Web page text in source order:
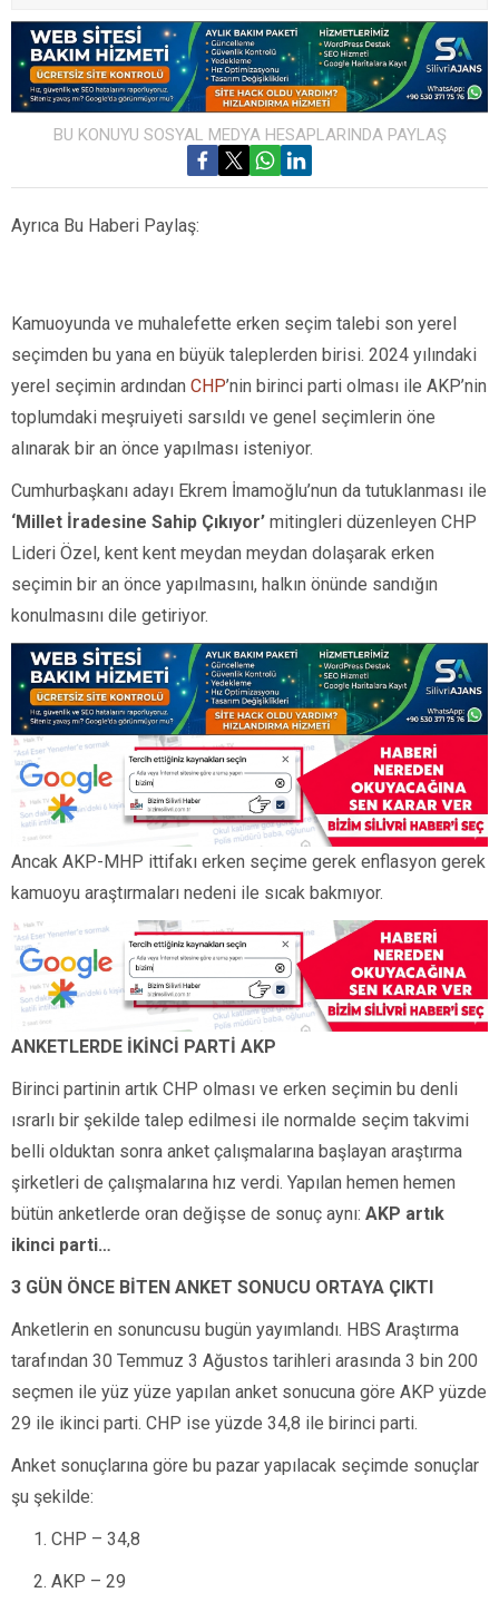
BU KONUYU SOSYAL MEDYA HESAPLARINDA PAYLAŞ
Ayrıca Bu Haberi Paylaş:
Kamuoyunda ve muhalefette erken seçim talebi son yerel
seçimden bu yana en büyük taleplerden birisi. 2024 yılındaki
yerel seçimin ardından CHP’nin birinci parti olması ile AKP’nin
toplumdaki meşruiyeti sarsıldı ve genel seçimlerin öne
alınarak bir an önce yapılması isteniyor.
Cumhurbaşkanı adayı Ekrem İmamoğlu’nun da tutuklanması ile
‘Millet İradesine Sahip Çıkıyor’ mitingleri düzenleyen CHP
Lideri Özel, kent kent meydan meydan dolaşarak erken
seçimin bir an önce yapılmasını, halkın önünde sandığın
konulmasını dile getiriyor.
Ancak AKP-MHP ittifakı erken seçime gerek enflasyon gerek
kamuoyu araştırmaları nedeni ile sıcak bakmıyor.
ANKETLERDE İKİNCİ PARTİ AKP
Birinci partinin artık CHP olması ve erken seçimin bu denli
ısrarlı bir şekilde talep edilmesi ile normalde seçim takvimi
belli olduktan sonra anket çalışmalarına başlayan araştırma
şirketleri de çalışmalarına hız verdi. Yapılan hemen hemen
bütün anketlerde oran değişse de sonuç aynı: AKP artık
ikinci parti…
3 GÜN ÖNCE BİTEN ANKET SONUCU ORTAYA ÇIKTI
Anketlerin en sonuncusu bugün yayımlandı. HBS Araştırma
tarafından 30 Temmuz 3 Ağustos tarihleri arasında 3 bin 200
seçmen ile yüz yüze yapılan anket sonucuna göre AKP yüzde
29 ile ikinci parti. CHP ise yüzde 34,8 ile birinci parti.
Anket sonuçlarına göre bu pazar yapılacak seçimde sonuçlar
şu şekilde:
CHP – 34,8
AKP – 29